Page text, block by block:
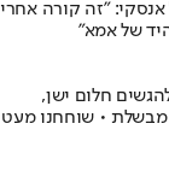
אנסקי: "זה קורה אחרי
של אמא"
חלום ישן,
• שוחחנו מעט